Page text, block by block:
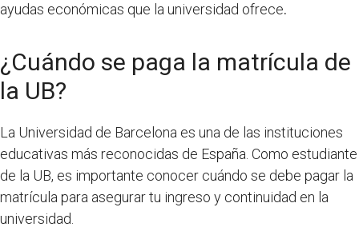
ayudas económicas que la universidad ofrece.
¿Cuándo se paga la matrícula de
la UB?
La Universidad de Barcelona es una de las instituciones
educativas más reconocidas de España. Como estudiante
de la UB, es importante conocer cuándo se debe pagar la
matrícula para asegurar tu ingreso y continuidad en la
universidad.